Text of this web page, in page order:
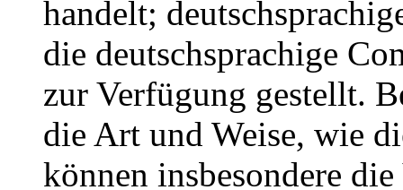
handelt;
die deutschsprachige
zur Verfügung gestellt.
die Art und Weise, wie
können insbesondere